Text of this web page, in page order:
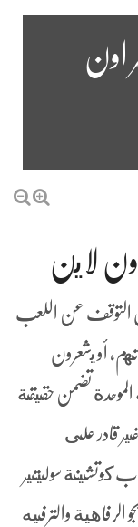
اون
لاين
التوقف عن اللعب
أو يشعرون
تضمن حقيقة
قادر على
كوتشينة سوليتير
الرفاهية والترفيه